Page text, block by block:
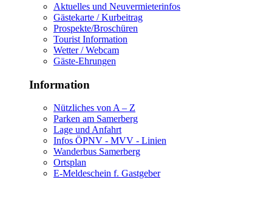
Aktuelles und Neuvermieterinfos
Gästekarte / Kurbeitrag
Prospekte/Broschüren
Tourist Information
Wetter / Webcam
Gäste-Ehrungen
Information
Nützliches von A – Z
Parken am Samerberg
Lage und Anfahrt
Infos ÖPNV - MVV - Linien
Wanderbus Samerberg
Ortsplan
E-Meldeschein f. Gastgeber